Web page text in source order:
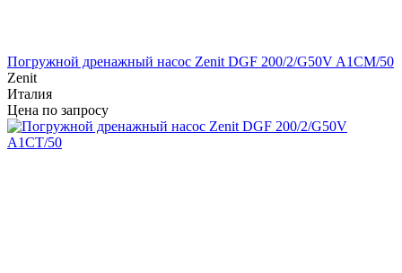
Погружной дренажный насос Zenit DGF 200/2/G50V A1CM/50
Zenit
Италия
Цена по запросу